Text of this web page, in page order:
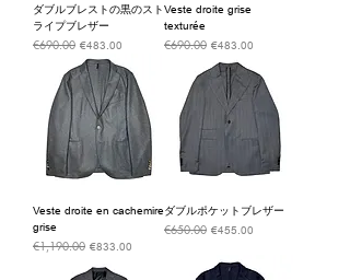
ダブルブレストの黒のスト
ライプブレザー
通常価格
€690.00 セール価格
€483.00
Veste droite grise
texturée
通常価格
€690.00 セール価格
€483.00
Veste droite en cachemire
grise
通常価格
€1,190.00 セール価格
€833.00
ダブルポケットブレザー
通常価格
€650.00 セール価格
€455.00